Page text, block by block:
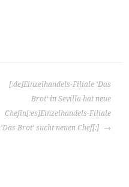
[:de]Einzelhandels-Filiale ‘Das
Brot‘ in Sevilla hat neue
Chefin[:es]Einzelhandels-Filiale
‘Das Brot‘ sucht neuen Chef[:]